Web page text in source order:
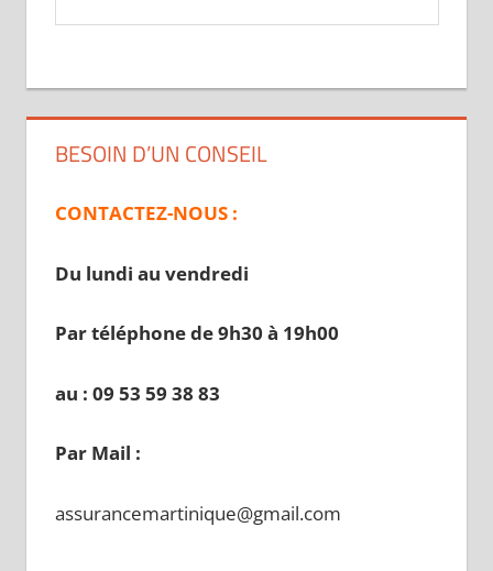
BESOIN D’UN CONSEIL
CONTACTEZ-NOUS :
Du lundi au vendredi
Par téléphone de 9h30 à 19h00
au : 09 53 59 38 83
Par Mail :
assurancemartinique@gmail.com